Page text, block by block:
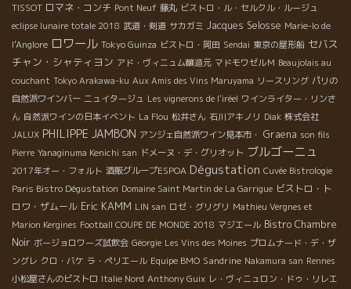
TISSOT ロマネ・コンチ Pont Neuf 藤丸 ビストロ・ル・セルクル・ルージュ
eclipse lunaire totale 2018 武道・剣道 サカガミ Jacques Selosse Marie-lo de
l'Anglore ロワール Tokyo Guinza ビストロ・岡田 Sendai 東京の屋形船 セバス
チャン・シャティヨン アド・ヴィニュム醸造元 マドモワゼルＭ Beaujolais au
couchant Tokyo Arakawa-ku Aux Amis des Vins Maruyama リースリング パリの
自然派ワインバー ニュイタージュ Les vignerons de l'iréel ワインライター・リンさ
ん 自然派ワインの日本イベント La Flou 松井さん 石川アキノリ Diak 株式会社
JALUX PHILIPPE JAMBON アンジェ自然派ワイン見本市・ Graena son fils
Pierre Yanaginuma Kenichi san ドメーヌ・デ・グリオット ブルゴーニュ
2017年オー・フォルト 酒販グループESPOA Dégustation Cuvée Bistrologie
Paris Bistro Dégustation Domaine Saint Martin de La Garrigue ビストロ・ト
ロワ・ザムール Eric KAMM LIN san ロゼ・グリグリ Mathieu Vergnes et
Marion Kergines Football COUPE DE MONDE 2018 マジエール Bistro Chambre
Noir ボージョロワーズ試飲会 Géorgie Les Vins des Moines プロムナード・デ・ザ
ングレ クロ・バケ ラ・ペリエール Equipe BMO Sandrine Nakamura san Rennes
小松屋さんのビストロ Italie Nord Anthony Guix レ・ヴィニュロン・ドゥ・リレエ